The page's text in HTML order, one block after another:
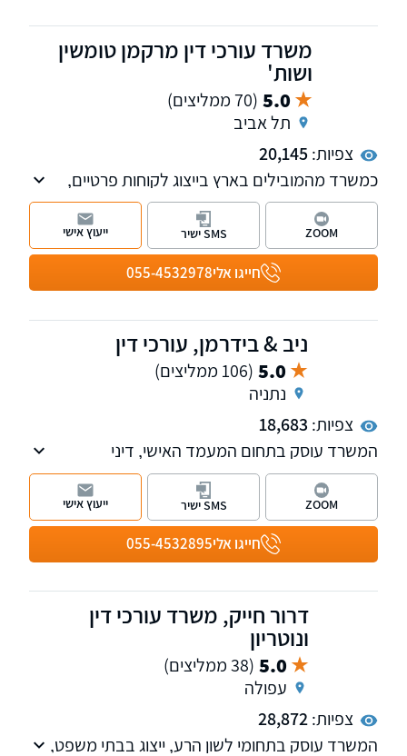
משרד עורכי דין מרקמן טומשין
ושות'
5.0 (70 ממליצים)
תל אביב
צפיות:20,145
כמשרד מהמובילים בארץ בייצוג לקוחות פרטיים,
אנחנו מטפלים בתחומי נזקי הגוף, ביטוח לאומי,
פטור ממס, רשלנות רפואית, נכי צה"ל ותאונות
דרכים.
לרשותכם 11 סניפים של המשרד ברחבי הארץ:
בחיפה, ראש פינה, טבריה, עפולה, פתח תקווה, תל
למי שמעוניין, אנחנו מאפשרים פתיחת תיקים גם
חייגו אלי055-4532978
ZOOM SMS ישיר ייעוץ אישי
ניב & בידרמן, עורכי דין
5.0 (106 ממליצים)
נתניה
צפיות: 18,683
המשרד עוסק בתחום המעמד האישי, דיני
המשפחה, סכסוכי ירושה וגירושין, לרבות ייצוג בבית
המשפט לענייני משפחה ובבית הדין רבני. בנוסף
במשרד מחלקות העוסקות בתחום הנזיקין ודיני
העבודה. למשרד שלוחות ברמת גן, ראשון לציון
ונתניה.
חייגו אלי055-4532895
ZOOM SMS ישיר ייעוץ אישי
דרור חייק, משרד עורכי דין
ונוטריון
5.0 (38 ממליצים)
עפולה
צפיות:28,872
המשרד עוסק בתחומי לשון הרע, ייצוג בבתי משפט,